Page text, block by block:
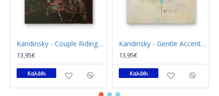
Kandinsky - Couple Riding (Καμβάς)
13,95€
Καλάθι
Kandinsky - Gentle Accent (Καμβάς)
13,95€
Καλάθι